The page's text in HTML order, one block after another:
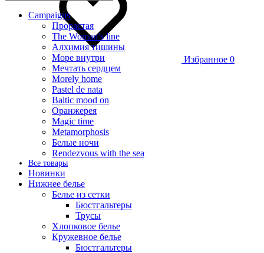
Избранное 0
Campaigns
Прорастая
The Woman’s line
Алхимия тишины
Море внутри
Мечтать сердцем
Morely home
Pastel de nata
Baltic mood on
Оранжерея
Magic time
Metamorphosis
Белые ночи
Rendezvous with the sea
Все товары
Новинки
Нижнее белье
Белье из сетки
Бюстгальтеры
Трусы
Хлопковое белье
Кружевное белье
Бюстгальтеры